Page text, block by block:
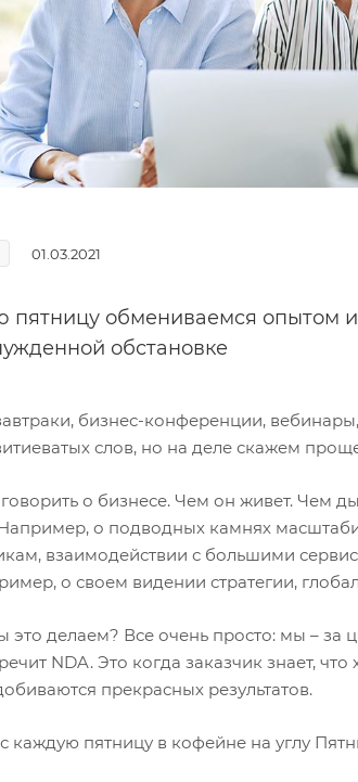
01.03.2021
пятницу обмениваемся опытом
обстановке
бизнес-конференции,
слов, но на деле скажем
о бизнесе. Чем он живет. Чем
о подводных камнях
взаимодействии с большими
о своем видении стратегии,
это делаем? Все очень просто: мы –
NDA. Это когда заказчик знает,
прекрасных результатов.
каждую пятницу в кофейне на углу